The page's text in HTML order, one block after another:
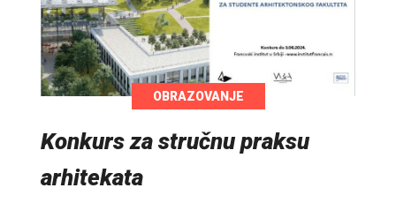
OBRAZOVANJE
Konkurs za stručnu praksu
arhitekata